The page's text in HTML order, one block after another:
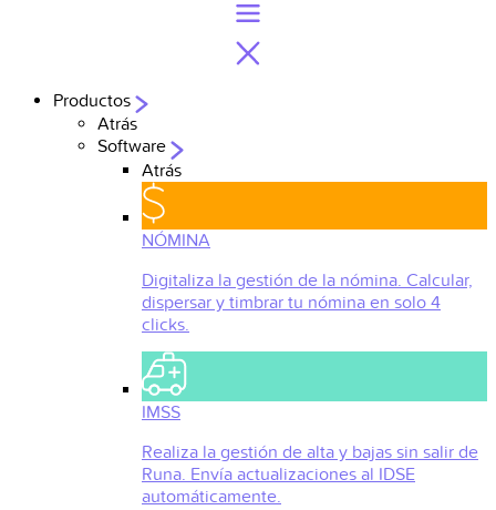
Productos
Atrás
Software
Atrás
NÓMINA
Digitaliza la gestión de la nómina. Calcular,
dispersar y timbrar tu nómina en solo 4
clicks.
IMSS
Realiza la gestión de alta y bajas sin salir de
Runa. Envía actualizaciones al IDSE
automáticamente.